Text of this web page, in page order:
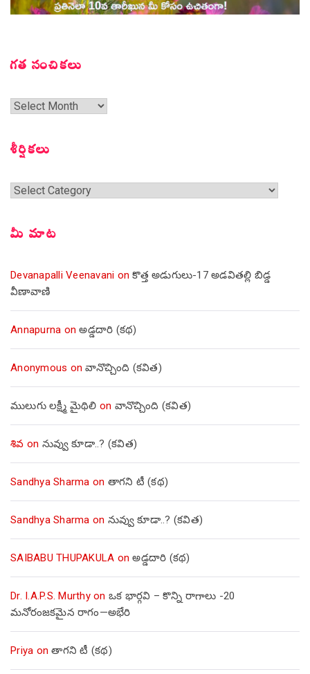
గత సంచికలు
గత
శీర్షికలు
శీర్షికలు
మీ మాట
Devanapalli Veenavani onకొత్త అడుగులు-17 అడవితల్లి బిడ్డ
వీణావాణి
Annapurna onఅడ్డదారి (కథ)
Anonymous onవానొచ్చింది (కవిత)
ములుగు లక్ష్మీ మైథిలి on వానొచ్చింది (కవిత)
శివ on నువ్వు కూడా..? (కవిత)
Sandhya Sharma on తాగని టీ (కథ)
Sandhya Sharma on నువ్వు కూడా..? (కవిత)
SAIBABU THUPAKULA onఅడ్డదారి (కథ)
Dr. I.A.P.S. Murthyon ఒక భార్గవి – కొన్ని రాగాలు -20
మనోరంజకమైన రాగం—అభేరి
Priya onతాగని టీ (కథ)